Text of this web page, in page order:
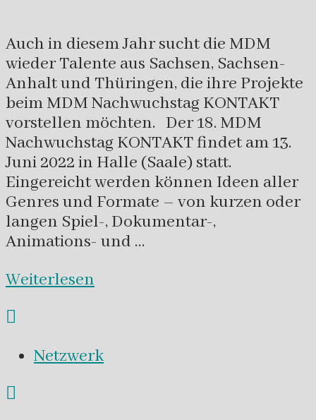
Auch in diesem Jahr sucht die MDM
wieder Talente aus Sachsen, Sachsen-
Anhalt und Thüringen, die ihre Projekte
beim MDM Nachwuchstag KONTAKT
vorstellen möchten. Der 18. MDM
Nachwuchstag KONTAKT findet am 13.
Juni 2022 in Halle (Saale) statt.
Eingereicht werden können Ideen aller
Genres und Formate – von kurzen oder
langen Spiel-, Dokumentar-,
Animations- und …
Weiterlesen
Netzwerk